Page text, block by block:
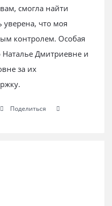
смогла найти
уверена, что моя
контролем. Особая
Наталье Дмитриевне и
за их
Поделиться